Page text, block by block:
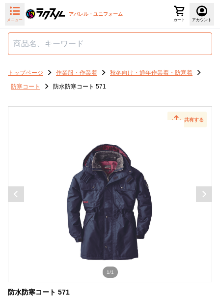
メニュー
アパレル・ユニフォーム
カート アカウント
トップページ 作業服・作業着
秋冬向け・通年作業着・防寒着
防寒コート
防水防寒コート 571
共有する
1/1
防水防寒コート 571